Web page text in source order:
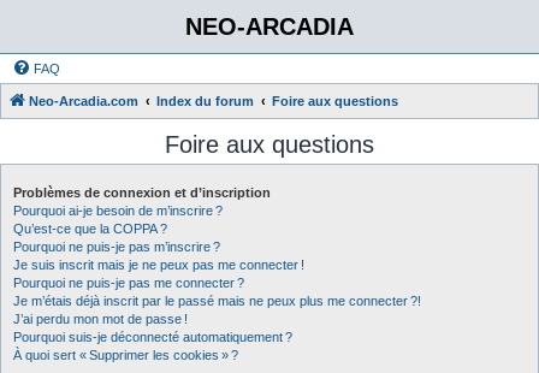
NEO-ARCADIA
FAQ
Neo-Arcadia.com Index du forum Foire aux questions
Foire aux questions
Problèmes de connexion et d’inscription
Pourquoi ai-je besoin de m’inscrire ?
Qu’est-ce que la COPPA ?
Pourquoi ne puis-je pas m’inscrire ?
Je suis inscrit mais je ne peux pas me connecter !
Pourquoi ne puis-je pas me connecter ?
Je m’étais déjà inscrit par le passé mais ne peux plus me connecter ?!
J’ai perdu mon mot de passe !
Pourquoi suis-je déconnecté automatiquement ?
À quoi sert « Supprimer les cookies » ?